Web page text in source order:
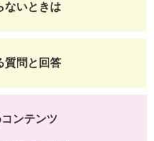
ないときは
質問と回答
ンテンツ